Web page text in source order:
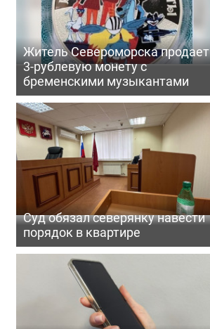
Житель Североморска продает
3-рублевую монету с
бременскими музыкантами
Суд обязал северянку навести
порядок в квартире